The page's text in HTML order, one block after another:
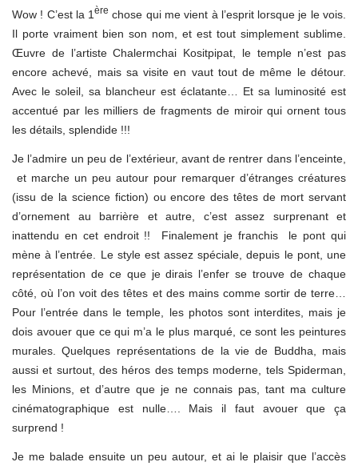
Wow ! C’est la 1ère chose qui me vient à l’esprit lorsque je le vois.
Il porte vraiment bien son nom, et est tout simplement sublime.
Œuvre de l’artiste Chalermchai Kositpipat, le temple n’est pas
encore achevé, mais sa visite en vaut tout de même le détour.
Avec le soleil, sa blancheur est éclatante… Et sa luminosité est
accentué par les milliers de fragments de miroir qui ornent tous
les détails, splendide !!!
Je l’admire un peu de l’extérieur, avant de rentrer dans l’enceinte,
et marche un peu autour pour remarquer d’étranges créatures
(issu de la science fiction) ou encore des têtes de mort servant
d’ornement au barrière et autre, c’est assez surprenant et
inattendu en cet endroit !! Finalement je franchis le pont qui
mène à l’entrée. Le style est assez spéciale, depuis le pont, une
représentation de ce que je dirais l’enfer se trouve de chaque
côté, où l’on voit des têtes et des mains comme sortir de terre…
Pour l’entrée dans le temple, les photos sont interdites, mais je
dois avouer que ce qui m’a le plus marqué, ce sont les peintures
murales. Quelques représentations de la vie de Buddha, mais
aussi et surtout, des héros des temps moderne, tels Spiderman,
les Minions, et d’autre que je ne connais pas, tant ma culture
cinématographique est nulle…. Mais il faut avouer que ça
surprend !
Je me balade ensuite un peu autour, et ai le plaisir que l’accès